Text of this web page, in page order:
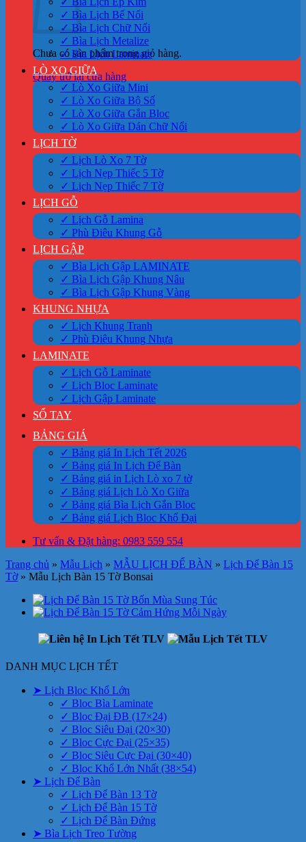
Chưa có sản phẩm trong giỏ hàng.
Quay trở lại cửa hàng
✓ Bìa Lịch Bế Nổi
✓ Bìa Lịch Chữ Nổi
✓ Bìa Lịch Metalize
✓ Bìa Lịch Laminate
LÒ XO GIỮA
✓ Lò Xo Giữa Mini
✓ Lò Xo Giữa Bộ Số
✓ Lò Xo Giữa Gắn Bloc
✓ Lò Xo Giữa Dán Chữ Nổi
LỊCH TỜ
✓ Lịch Lò Xo 7 Tờ
✓ Lịch Nẹp Thiếc 5 Tờ
✓ Lịch Nẹp Thiếc 7 Tờ
LỊCH GỖ
✓ Lịch Gỗ Lamina
✓ Phù Điêu Khung Gỗ
LỊCH GẬP
✓ Bìa Lịch Gập LAMINATE
✓ Bìa Lịch Gập Khung Nâu
✓ Bìa Lịch Gập Khung Vàng
KHUNG NHỰA
✓ Lịch Khung Tranh
✓ Phù Điêu Khung Nhựa
LAMINATE
✓ Lịch Gỗ Laminate
✓ Lịch Bloc Laminate
✓ Lịch Gập Laminate
SỔ TAY
BẢNG GIÁ
✓ Bảng giá In Lịch Tết 2026
✓ Bảng giá In Lịch Để Bàn
✓ Bảng giá in Lịch Lò xo 7 tờ
✓ Bảng giá Lịch Lò Xo Giữa
✓ Bảng giá Bìa Lịch Gắn Bloc
✓ Bảng giá Lịch Bloc Khổ Đại
Tư vấn & Đặt hàng: 0983 559 554
Trang chủ » Mẫu Lịch » MẪU LỊCH ĐỂ BÀN » Lịch Để Bàn 15
Tờ » Mẫu Lịch Bàn 15 Tờ Bonsai
DANH MỤC LỊCH TẾT
➤ Lịch Bloc Khổ Lớn
✓ Bloc Bìa Laminate
✓ Bloc Đại ĐB (17×24)
✓ Bloc Siêu Đại (20×30)
✓ Bloc Cực Đại (25×35)
✓ Bloc Siêu Cực Đại (30×40)
✓ Bloc Khổ Lớn Nhất (38×54)
➤ Lịch Để Bàn
✓ Lịch Để Bàn 13 Tờ
✓ Lịch Để Bàn 15 Tờ
✓ Lịch Để Bàn Đứng
➤ Bìa Lịch Treo Tường